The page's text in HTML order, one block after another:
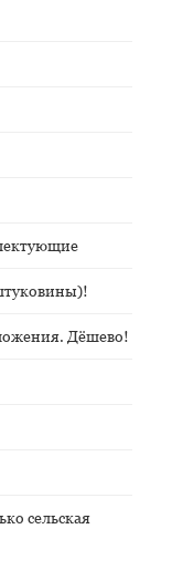
Дёшево!
сельская